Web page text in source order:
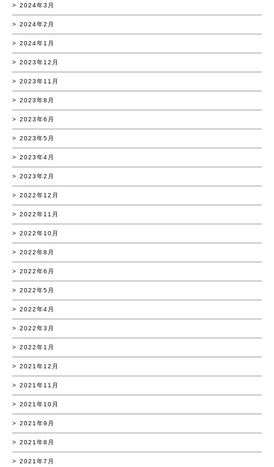
2024年3月
2024年2月
2024年1月
2023年12月
2023年11月
2023年8月
2023年6月
2023年5月
2023年4月
2023年2月
2022年12月
2022年11月
2022年10月
2022年8月
2022年6月
2022年5月
2022年4月
2022年3月
2022年1月
2021年12月
2021年11月
2021年10月
2021年9月
2021年8月
2021年7月